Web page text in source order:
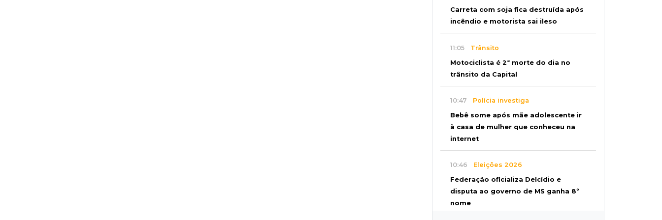
Carreta com soja fica destruída após
incêndio e motorista sai ileso
11:05 Trânsito
Motociclista é 2ª morte do dia no
trânsito da Capital
10:47 Polícia investiga
Bebê some após mãe adolescente ir
à casa de mulher que conheceu na
internet
10:46 Eleições 2026
Federação oficializa Delcídio e
disputa ao governo de MS ganha 8º
nome